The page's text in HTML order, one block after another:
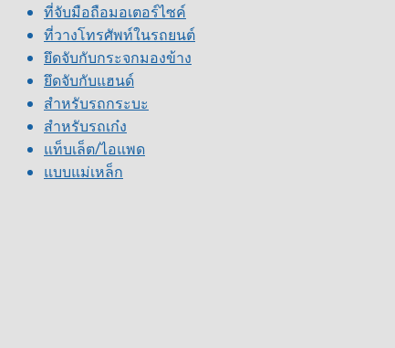
ที่จับมือถือมอเตอร์ไซค์
ที่วางโทรศัพท์ในรถยนต์
ยึดจับกับกระจกมองข้าง
ยึดจับกับแฮนด์
สำหรับรถกระบะ
สำหรับรถเก๋ง
แท็บเล็ต/ไอแพด
แบบแม่เหล็ก